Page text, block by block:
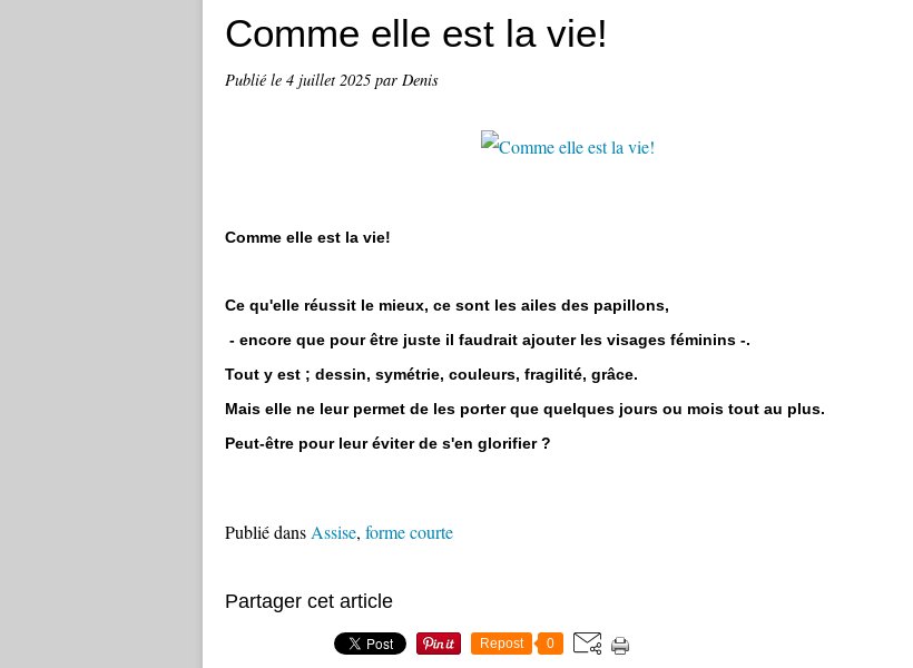
Comme elle est la vie!
Publié le 4 juillet 2025 par Denis
Comme elle est la vie!
Ce qu'elle réussit le mieux, ce sont les ailes des papillons,
- encore que pour être juste il faudrait ajouter les visages féminins -.
Tout y est ; dessin, symétrie, couleurs, fragilité, grâce.
Mais elle ne leur permet de les porter que quelques jours ou mois tout au plus.
Peut-être pour leur éviter de s'en glorifier ?
Publié dans Assise, forme courte
Partager cet article
Repost 0